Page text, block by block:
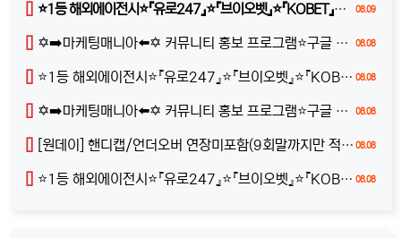
08.09
⭐️1등 해외에이전시⭐️『유로247』⭐️『브이오벳』⭐️『KOBET』⭐️『ONECONNECT』⭐️ kyzk
08.08
✡️➡️마케팅매니아⬅️✡️ 커뮤니티 홍보 프로그램⭐️구글 찌라시 프로그램⭐️카톡 텔레 미니게임 오토픽⭐️마케팅프로그램✡️ s3es
08.08
⭐️1등 해외에이전시⭐️『유로247』⭐️『브이오벳』⭐️『KOBET』⭐️『ONECONNECT』⭐️ u2vv
08.08
✡️➡️마케팅매니아⬅️✡️ 커뮤니티 홍보 프로그램⭐️구글 찌라시 프로그램⭐️카톡 텔레 미니게임 오토픽⭐️마케팅프로그램✡️ wsjq
08.08
[원데이] 핸디캡/언더오버 연장미포함(9회말까지만 적용)
08.08
⭐️1등 해외에이전시⭐️『유로247』⭐️『브이오벳』⭐️『KOBET』⭐️『원커넥트』⭐️ u61l